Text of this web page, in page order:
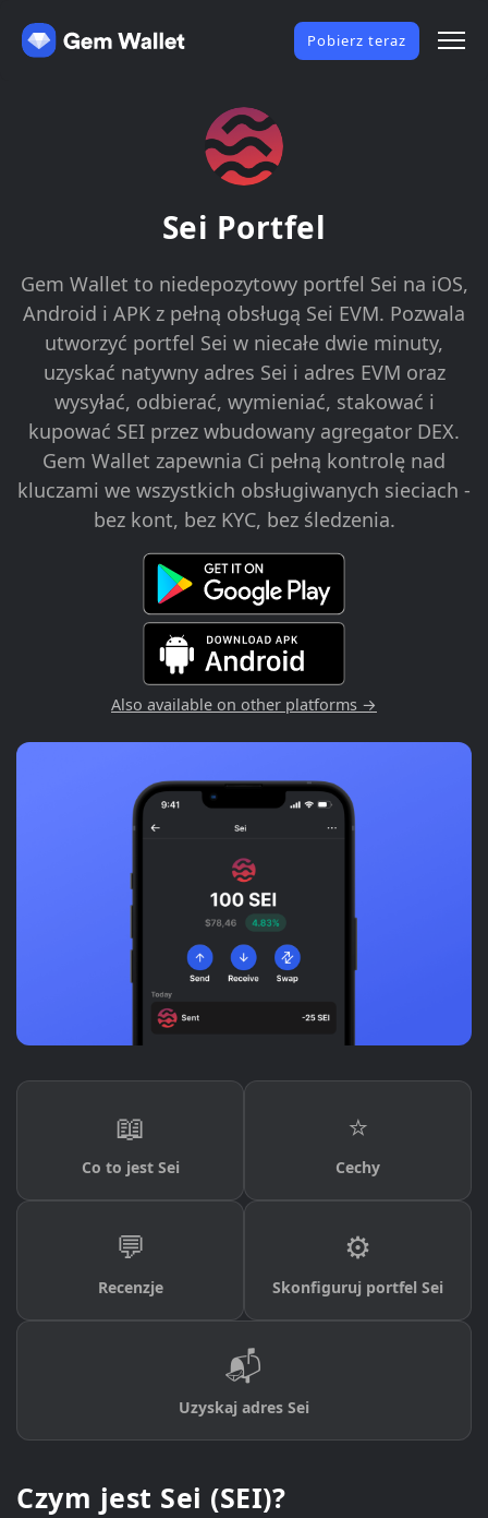
Pobierz teraz
Sei Portfel
Gem Wallet to niedepozytowy portfel Sei na iOS,
Android i APK z pełną obsługą Sei EVM. Pozwala
utworzyć portfel Sei w niecałe dwie minuty,
uzyskać natywny adres Sei i adres EVM oraz
wysyłać, odbierać, wymieniać, stakować i
kupować SEI przez wbudowany agregator DEX.
Gem Wallet zapewnia Ci pełną kontrolę nad
kluczami we wszystkich obsługiwanych sieciach -
bez kont, bez KYC, bez śledzenia.
Also available on other platforms →
📖
Co to jest Sei
⭐
Cechy
💬
Recenzje
⚙️
Skonfiguruj portfel Sei
📬
Uzyskaj adres Sei
Czym jest Sei (SEI)?